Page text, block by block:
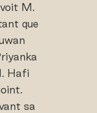
M.
que
Hafi
sa